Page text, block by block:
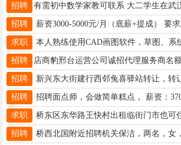
招聘
招聘
求职
招聘
招聘
招聘
求职
招聘